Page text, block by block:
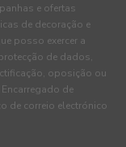
e ofertas
de decoração e
posso exercer a
de dados,
oposição ou
de
de correio electrónico